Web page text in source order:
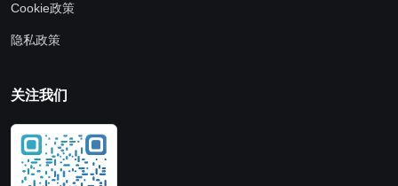
Cookie政策
隐私政策
关注我们